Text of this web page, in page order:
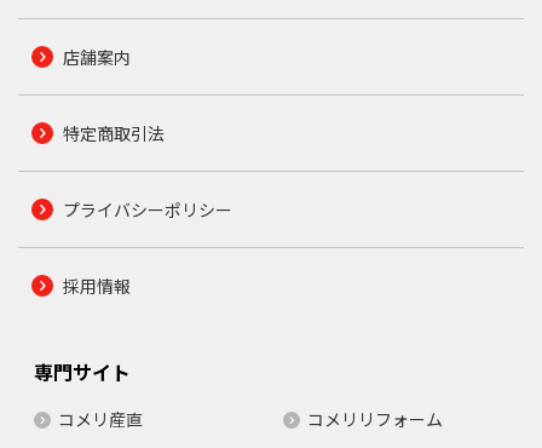
店舗案内
特定商取引法
プライバシーポリシー
採用情報
専門サイト
コメリ産直
コメリリフォーム